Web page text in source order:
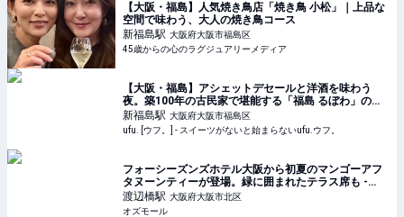
【大阪・福島】人気焼き鳥店「焼き鳥 小松」｜上品な
空間で味わう、大人の焼き鳥コース
新福島駅 大阪府大阪市福島区
45歳からの心のラグジュアリーメディア
【大阪・福島】アシェットデセールと洋酒を味わう
夜。築100年の古民家で堪能する「福島 るぼわ」の特
別なデザートを徹底レポ！ - ufu. [ウフ。]
新福島駅 大阪府大阪市福島区
ufu. [ウフ。] - スイーツがないと始まらないufu.ウフ。
フォーシーズンズホテル大阪から初夏のマンゴーアフ
タヌーンティーが登場。緑に囲まれたテラス席も -
OZmall
渡辺橋駅 大阪府大阪市北区
オズモール